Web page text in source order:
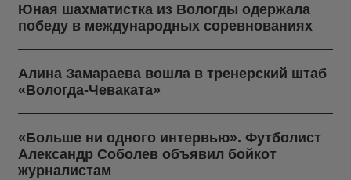
Юная шахматистка из Вологды одержала
победу в международных соревнованиях
Алина Замараева вошла в тренерский штаб
«Вологда-Чеваката»
«Больше ни одного интервью». Футболист
Александр Соболев объявил бойкот
журналистам